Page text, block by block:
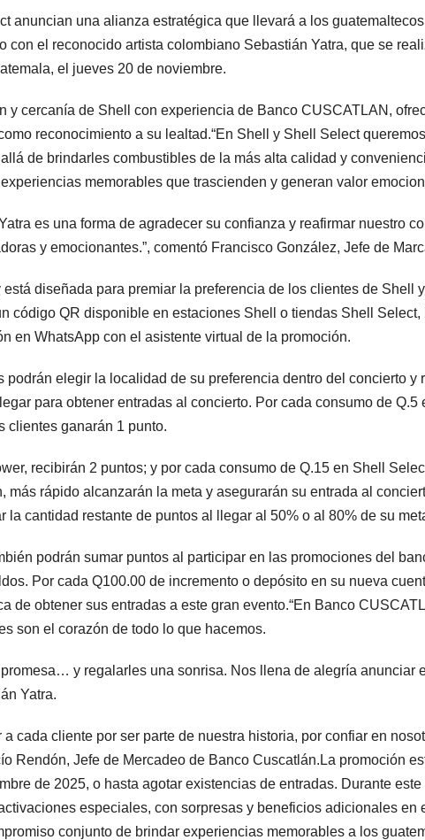
anuncian una alianza estratégica que llevará a los
con el reconocido artista colombiano Sebastián Yatra, que se
el jueves 20 de noviembre.
y cercanía de Shell con experiencia de Banco CUSCATLAN,
reconocimiento a su lealtad.“En Shell y Shell Select
de brindarles combustibles de la más alta calidad y
memorables que trascienden y generan valor
es una forma de agradecer su confianza y reafirmar nuestro
y emocionantes.”, comentó Francisco González, Jefe de
diseñada para premiar la preferencia de los clientes de Shell
código QR disponible en estaciones Shell o tiendas Shell Select,
en WhatsApp con el asistente virtual de la promoción.
podrán elegir la localidad de su preferencia dentro del concierto y
para obtener entradas al concierto. Por cada consumo de Q.5
clientes ganarán 1 punto.
recibirán 2 puntos; y por cada consumo de Q.15 en Shell
más rápido alcanzarán la meta y asegurarán su entrada al
la cantidad restante de puntos al llegar al 50% o al 80% de su
podrán sumar puntos al participar en las promociones del
Por cada Q100.00 de incremento o depósito en su nueva
de obtener sus entradas a este gran evento.“En Banco
son el corazón de todo lo que hacemos.
y regalarles una sonrisa. Nos llena de alegría anunciar
Yatra.
cada cliente por ser parte de nuestra historia, por confiar en
Rendón, Jefe de Mercadeo de Banco Cuscatlán.La promoción
de 2025, o hasta agotar existencias de entradas. Durante este
especiales, con sorpresas y beneficios adicionales en
conjunto de brindar experiencias memorables a los